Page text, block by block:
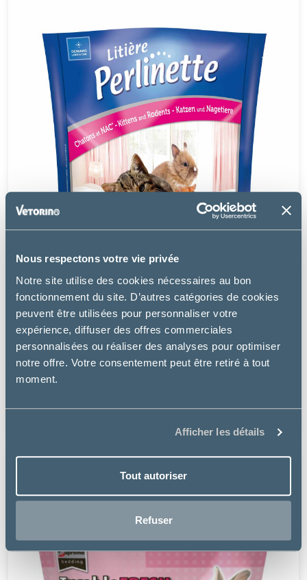
Nous respectons votre vie privée
Notre site utilise des cookies nécessaires au bon
fonctionnement du site. D’autres catégories de cookies
peuvent être utilisées pour personnaliser votre
expérience, diffuser des offres commerciales
personnalisées ou réaliser des analyses pour optimiser
notre offre. Votre consentement peut être retiré à tout
moment.
Afficher les détails
Tout autoriser
Refuser
Perlinette
LITIÈRE ABSORBANTE PERLINETTE MICRO-GRANULES